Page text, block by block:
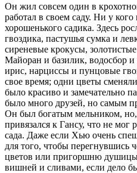
Он жил совсем один в
работал в своем саду. Ни у
хорошенького садика. Здесь
гвоздика, пастушья сумка и
сиреневые крокусы,
Майоран и базилик, водосбор и
ирис, нарциссы и пунцовые
свое время; одни цветы
было красиво и замечательно
было много друзей, но самым
Он был богатым мельником, но,
привязался к Гансу, что не
сада. Даже если Хью очень
для того, чтобы перегнувшись
цветов или пригоршню
вишней и сливами, если дело